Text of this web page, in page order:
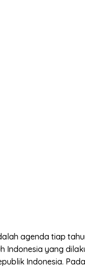
agenda tiap
Indonesia yang
Indonesia.